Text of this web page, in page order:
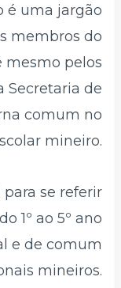
é uma jargão
membros do
mesmo pelos
Secretaria de
comum no
mineiro.
se referir
1º ao 5º ano
e de comum
mineiros.